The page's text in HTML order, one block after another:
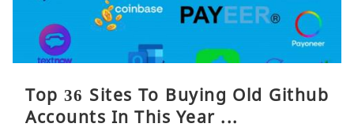
Top 36 Sites To Buying Old Github
Accounts In This Year ...